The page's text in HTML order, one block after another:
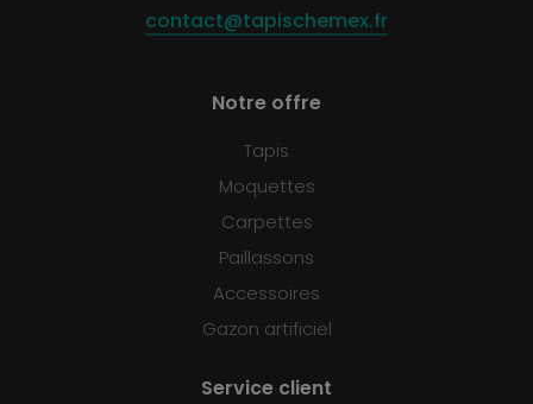
contact@tapischemex.fr
Notre offre
Tapis
Moquettes
Carpettes
Paillassons
Accessoires
Gazon artificiel
Service client